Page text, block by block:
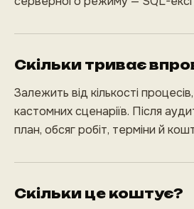
Скільки триває
Залежить від кількості
кастомних сценаріїв. Після
план, обсяг робіт, терміни й
Скільки це коштує?